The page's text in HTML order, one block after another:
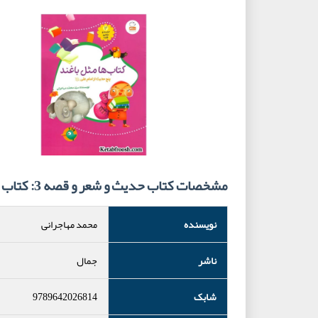
مشخصات کتاب حدیث و شعر و قصه 3: کتاب ها مثل باغند
نویسنده
محمد مهاجرانی
ناشر
جمال
شابک
9789642026814